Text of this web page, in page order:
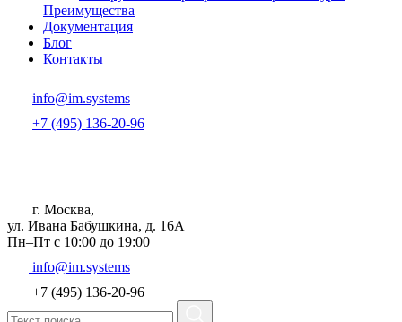
Преимущества
Документация
Блог
Контакты
info@im.systems
+7 (495) 136-20-96
г. Москва,
ул. Ивана Бабушкина, д. 16А
Пн–Пт с 10:00 до 19:00
info@im.systems
+7 (495) 136-20-96